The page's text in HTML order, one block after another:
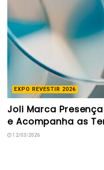
EXPO REVESTIR 2026
Joli Marca
e Acompanha as
12/03/2026